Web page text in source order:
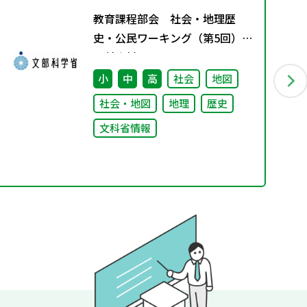
教育課程部会 社会・地理歴
史・公民ワーキング（第5回）
配付資料
小 中 高 社会
地図
社会・地図
地理
歴史
文科省情報